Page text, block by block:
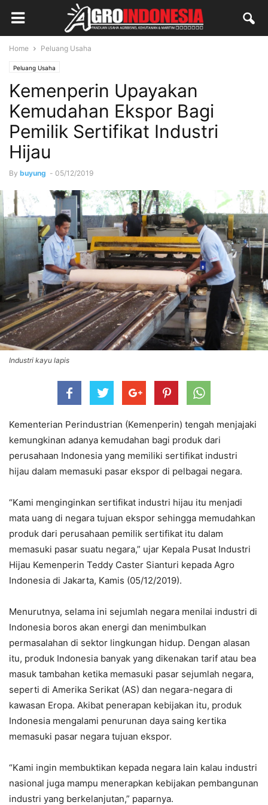
Home Peluang Usaha
Peluang Usaha
Kemenperin Upayakan
Kemudahan Ekspor Bagi
Pemilik Sertifikat Industri
Hijau
By buyung - 05/12/2019
Industri kayu lapis
Kementerian Perindustrian (Kemenperin) tengah menjajaki
kemungkinan adanya kemudahan bagi produk dari
perusahaan Indonesia yang memiliki sertifikat industri
hijau dalam memasuki pasar ekspor di pelbagai negara.
“Kami menginginkan sertifikat industri hijau itu menjadi
mata uang di negara tujuan ekspor sehingga memudahkan
produk dari perusahaan pemilik sertifikat itu dalam
memasuki pasar suatu negara,” ujar Kepala Pusat Industri
Hijau Kemenperin Teddy Caster Sianturi kepada Agro
Indonesia di Jakarta, Kamis (05/12/2019).
Menurutnya, selama ini sejumlah negara menilai industri di
Indonesia boros akan energi dan menimbulkan
permasalahan di sektor lingkungan hidup. Dengan alasan
itu, produk Indonesia banyak yang dikenakan tarif atau bea
masuk tambahan ketika memasuki pasar sejumlah negara,
seperti di Amerika Serikat (AS) dan negara-negara di
kawasan Eropa. Akibat penerapan kebijakan itu, produk
Indonesia mengalami penurunan daya saing kertika
memasuki pasar negara tujuan ekspor.
“Kami ingin membuktikan kepada negara lain kalau industri
nasional juga mampu menerapkan kebijakan pembangunan
industri yang berkelanjutan,” paparnya.